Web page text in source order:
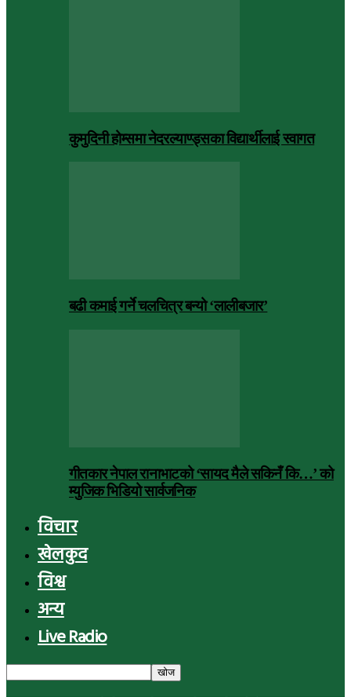
कुमुदिनी होम्समा नेदरल्याण्ड्सका विद्यार्थीलाई स्वागत
बढी कमाई गर्ने चलचित्र बन्यो ‘लालीबजार’
गीतकार नेपाल रानाभाटको ‘सायद मैले सकिनँ कि…’ को
म्युजिक भिडियो सार्वजनिक
विचार
खेलकुद
विश्व
अन्य
Live Radio